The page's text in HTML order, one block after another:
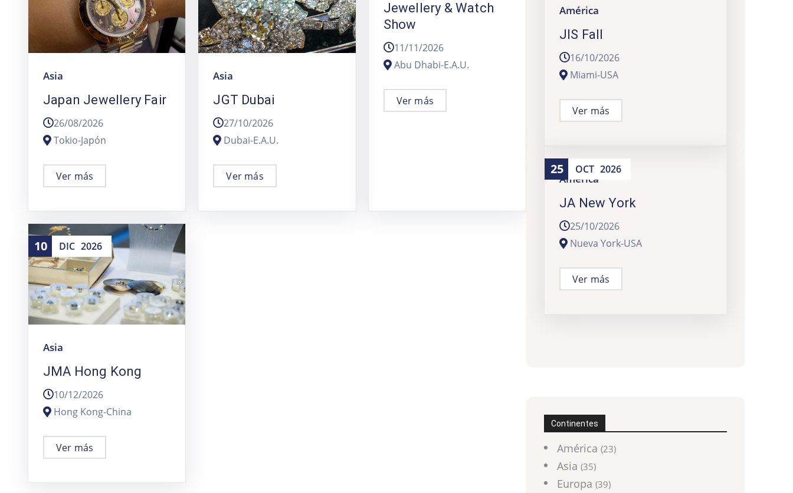
Asia
Japan Jewellery Fair
26/08/2026
Tokio-Japón
Ver más
Asia
JGT Dubai
27/10/2026
Dubai-E.A.U.
Ver más
Jewellery & Watch
Show
11/11/2026
Abu Dhabi-E.A.U.
Ver más
10 DIC 2026
Asia
JMA Hong Kong
10/12/2026
Hong Kong-China
Ver más
América
JIS Fall
16/10/2026
Miami-USA
Ver más
25 OCT 2026
América
JA New York
25/10/2026
Nueva York-USA
Ver más
Continentes
América (23)
Asia (35)
Europa (39)